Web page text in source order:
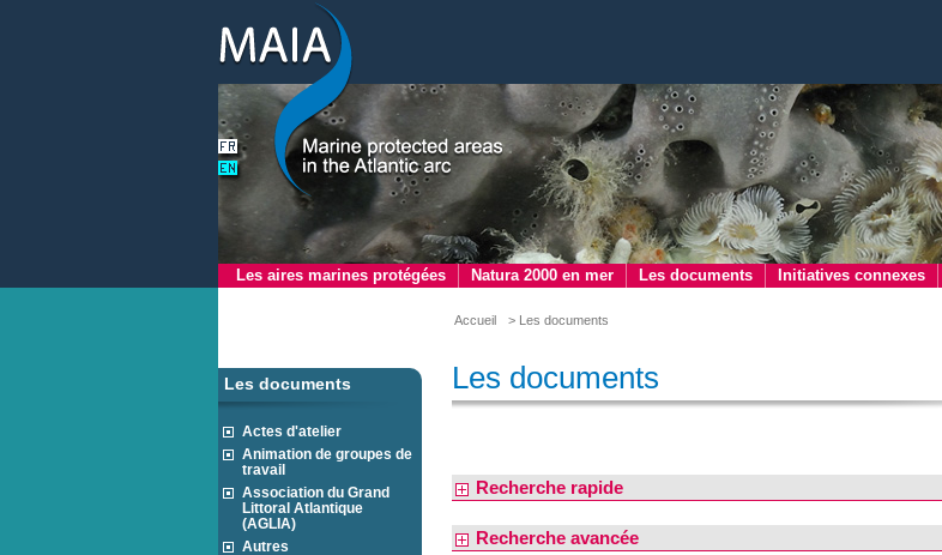
Les aires marines protégées Natura 2000 en mer Les documents Initiatives connexes
Accueil > Les documents
Les documents
Actes d'atelier
Animation de groupes de
travail
Association du Grand
Littoral Atlantique
(AGLIA)
Autres
Les documents
Recherche rapide
Recherche avancée